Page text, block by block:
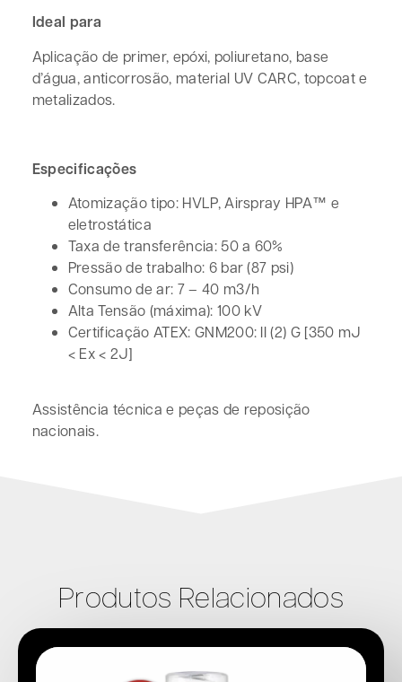
Ideal para
Aplicação de primer, epóxi, poliuretano, base
d’água, anticorrosão, material UV CARC, topcoat e
metalizados.
Especificações
Atomização tipo: HVLP, Airspray HPA™ e
eletrostática
Taxa de transferência: 50 a 60%
Pressão de trabalho: 6 bar (87 psi)
Consumo de ar: 7 – 40 m3/h
Alta Tensão (máxima): 100 kV
Certificação ATEX: GNM200: II (2) G [350 mJ
< Ex < 2J]
Assistência técnica e peças de reposição
nacionais.
Produtos Relacionados